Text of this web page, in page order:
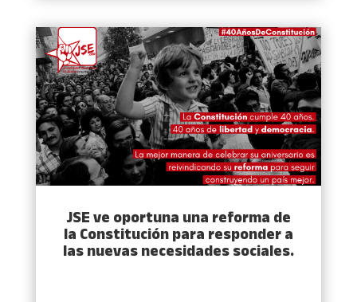
JSE ve oportuna una reforma de
la Constitución para responder a
las nuevas necesidades sociales.